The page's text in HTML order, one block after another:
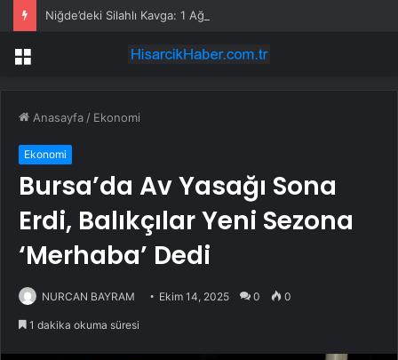
Niğde’deki Silahlı Kavga: 1 Ağır Yaralı
Menü
Anasayfa / Ekonomi
Ekonomi
Bursa’da Av Yasağı Sona
Erdi, Balıkçılar Yeni Sezona
‘Merhaba’ Dedi
NURCAN BAYRAM Ekim 14, 2025 0 0
1 dakika okuma süresi